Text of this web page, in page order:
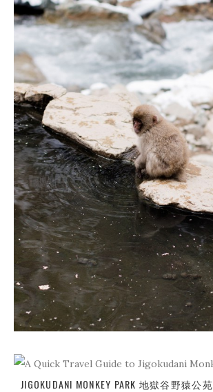
JIGOKUDANI MONKEY PARK 地獄谷野猿公苑